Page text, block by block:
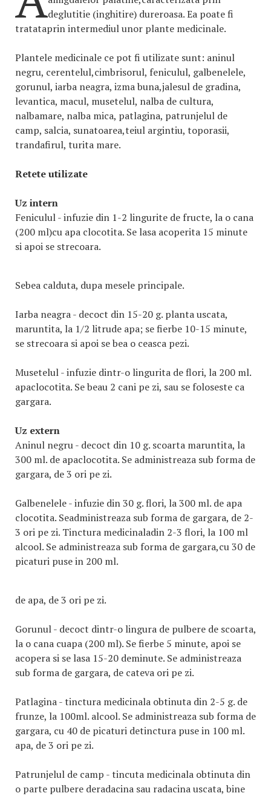
deglutitie (inghitire) dureroasa. Ea poate fi
tratataprin intermediul unor plante medicinale.
Plantele medicinale ce pot fi utilizate sunt: aninul
negru, cerentelul,cimbrisorul, feniculul, galbenelele,
gorunul, iarba neagra, izma buna,jalesul de gradina,
levantica, macul, musetelul, nalba de cultura,
nalbamare, nalba mica, patlagina, patrunjelul de
camp, salcia, sunatoarea,teiul argintiu, toporasii,
trandafirul, turita mare.
Retete utilizate
Uz intern
Feniculul - infuzie din 1-2 lingurite de fructe, la o cana
(200 ml)cu apa clocotita. Se lasa acoperita 15 minute
si apoi se strecoara.
Sebea calduta, dupa mesele principale.
Iarba neagra - decoct din 15-20 g. planta uscata,
maruntita, la 1/2 litrude apa; se fierbe 10-15 minute,
se strecoara si apoi se bea o ceasca pezi.
Musetelul - infuzie dintr-o lingurita de flori, la 200 ml.
apaclocotita. Se beau 2 cani pe zi, sau se foloseste ca
gargara.
Uz extern
Aninul negru - decoct din 10 g. scoarta maruntita, la
300 ml. de apaclocotita. Se administreaza sub forma de
gargara, de 3 ori pe zi.
Galbenelele - infuzie din 30 g. flori, la 300 ml. de apa
clocotita. Seadministreaza sub forma de gargara, de 2-
3 ori pe zi. Tinctura medicinaladin 2-3 flori, la 100 ml
alcool. Se administreaza sub forma de gargara,cu 30 de
picaturi puse in 200 ml.
de apa, de 3 ori pe zi.
Gorunul - decoct dintr-o lingura de pulbere de scoarta,
la o cana cuapa (200 ml). Se fierbe 5 minute, apoi se
acopera si se lasa 15-20 deminute. Se administreaza
sub forma de gargara, de cateva ori pe zi.
Patlagina - tinctura medicinala obtinuta din 2-5 g. de
frunze, la 100ml. alcool. Se administreaza sub forma de
gargara, cu 40 de picaturi detinctura puse in 100 ml.
apa, de 3 ori pe zi.
Patrunjelul de camp - tincuta medicinala obtinuta din
o parte pulbere deradacina sau radacina uscata, bine